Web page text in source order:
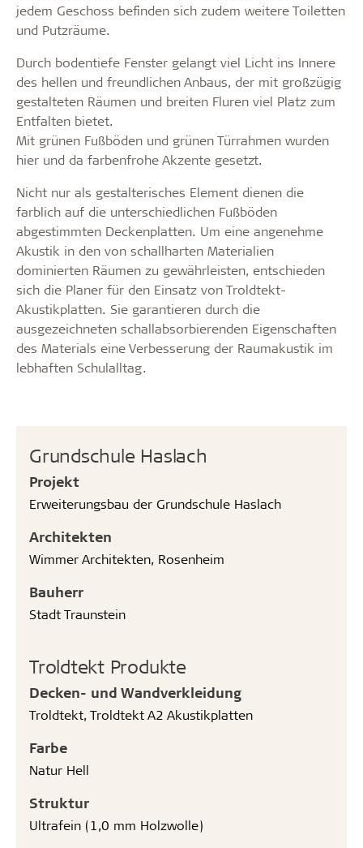
Grundschule Haslach
Projekt
Erweiterungsbau der Grundschule Haslach
Architekten
Wimmer Architekten, Rosenheim
Bauherr
Stadt Traunstein
Troldtekt Produkte
Decken- und Wandverkleidung
Troldtekt, Troldtekt A2 Akustikplatten
Farbe
Natur Hell
Struktur
Ultrafein (1,0 mm Holzwolle)
jedem Geschoss befinden sich zudem weitere Toiletten
und Putzräume.
Durch bodentiefe Fenster gelangt viel Licht ins Innere
des hellen und freundlichen Anbaus, der mit großzügig
gestalteten Räumen und breiten Fluren viel Platz zum
Entfalten bietet.
Mit grünen Fußböden und grünen Türrahmen wurden
hier und da farbenfrohe Akzente gesetzt.
Nicht nur als gestalterisches Element dienen die
farblich auf die unterschiedlichen Fußböden
abgestimmten Deckenplatten. Um eine angenehme
Akustik in den von schallharten Materialien
dominierten Räumen zu gewährleisten, entschieden
sich die Planer für den Einsatz von Troldtekt-
Akustikplatten. Sie garantieren durch die
ausgezeichneten schallabsorbierenden Eigenschaften
des Materials eine Verbesserung der Raumakustik im
lebhaften Schulalltag.